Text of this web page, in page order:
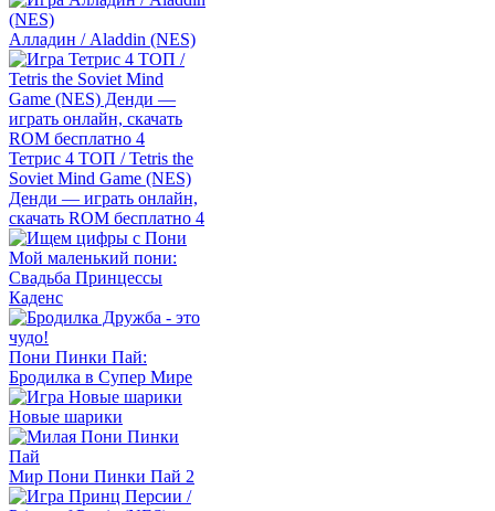
Алладин / Aladdin (NES)
Тетрис 4 ТОП / Tetris the
Soviet Mind Game (NES)
Денди — играть онлайн,
скачать ROM бесплатно 4
Мой маленький пони:
Свадьба Принцессы
Каденс
Пони Пинки Пай:
Бродилка в Супер Мире
Новые шарики
Мир Пони Пинки Пай 2